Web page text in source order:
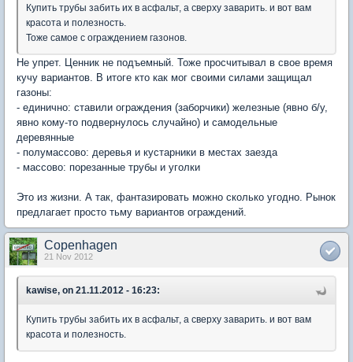
Купить трубы забить их в асфальт, а сверху заварить. и вот вам
красота и полезность.
Тоже самое с ограждением газонов.
Не упрет. Ценник не подъемный. Тоже просчитывал в свое время
кучу вариантов. В итоге кто как мог своими силами защищал
газоны:
- единично: ставили ограждения (заборчики) железные (явно б/у,
явно кому-то подвернулось случайно) и самодельные
деревянные
- полумассово: деревья и кустарники в местах заезда
- массово: порезанные трубы и уголки
Это из жизни. А так, фантазировать можно сколько угодно. Рынок
предлагает просто тьму вариантов ограждений.
Copenhagen
21 Nov 2012
kawise, on 21.11.2012 - 16:23:
Купить трубы забить их в асфальт, а сверху заварить. и вот вам
красота и полезность.